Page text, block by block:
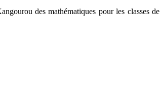
des mathématiques pour les classes de